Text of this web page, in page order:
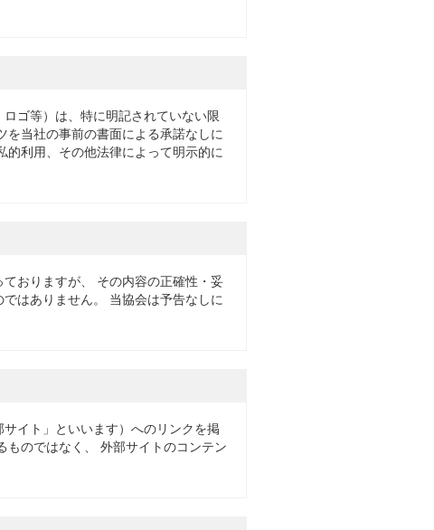
ゴ等）は、特に明記されていない限
を当社の事前の書面による承諾なしに
的利用、その他法律によって明示的に
おりますが、 その内容の正確性・妥
はありません。 当協会は予告なしに
イト」といいます）へのリンクを掲
ものではなく、 外部サイトのコンテン